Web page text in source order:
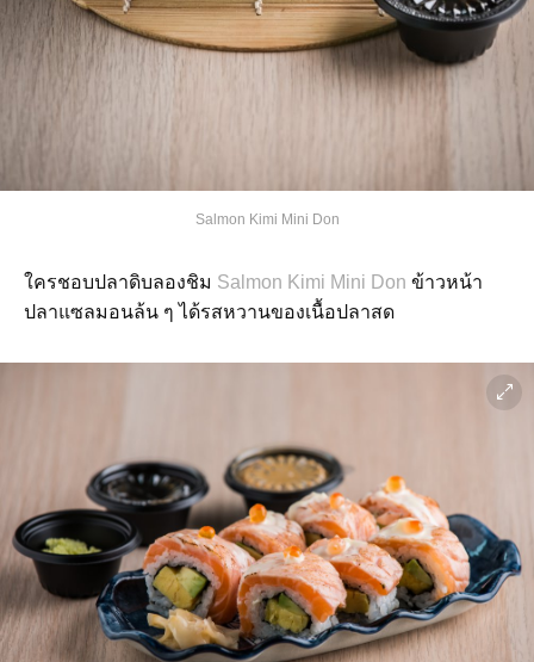
Salmon Kimi Mini Don
ใครชอบปลาดิบลองชิม Salmon Kimi Mini Don ข้าวหน้า
ปลาแซลมอนล้น ๆ ได้รสหวานของเนื้อปลาสด